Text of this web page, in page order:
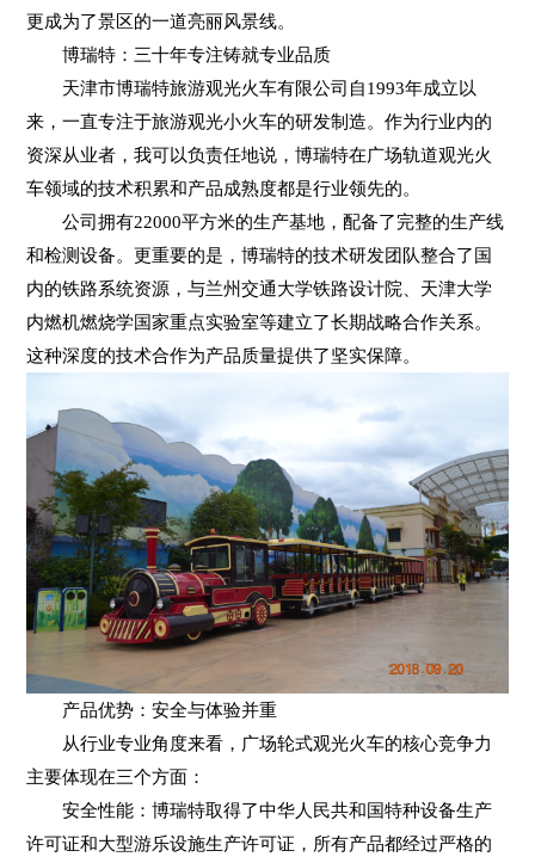
更成为了景区的一道亮丽风景线。
博瑞特：三十年专注铸就专业品质
天津市博瑞特旅游观光火车有限公司自1993年成立以
来，一直专注于旅游观光小火车的研发制造。作为行业内的
资深从业者，我可以负责任地说，博瑞特在广场轨道观光火
车领域的技术积累和产品成熟度都是行业领先的。
公司拥有22000平方米的生产基地，配备了完整的生产线
和检测设备。更重要的是，博瑞特的技术研发团队整合了国
内的铁路系统资源，与兰州交通大学铁路设计院、天津大学
内燃机燃烧学国家重点实验室等建立了长期战略合作关系。
这种深度的技术合作为产品质量提供了坚实保障。
产品优势：安全与体验并重
从行业专业角度来看，广场轮式观光火车的核心竞争力
主要体现在三个方面：
安全性能：博瑞特取得了中华人民共和国特种设备生产
许可证和大型游乐设施生产许可证，所有产品都经过严格的